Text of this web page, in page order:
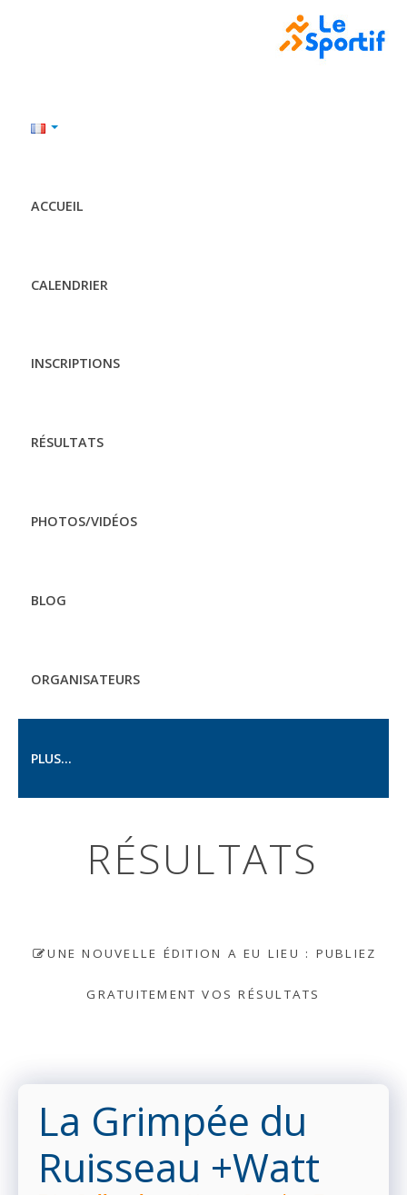
ACCUEIL
CALENDRIER
INSCRIPTIONS
RÉSULTATS
PHOTOS/VIDÉOS
BLOG
ORGANISATEURS
PLUS...
RÉSULTATS
UNE NOUVELLE ÉDITION A EU LIEU : PUBLIEZ
GRATUITEMENT VOS RÉSULTATS
La Grimpée du
Ruisseau +Watt